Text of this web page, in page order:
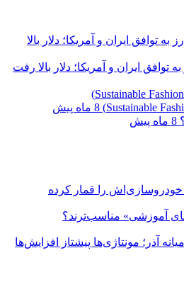
توافق ایران و آمریکا؛ دلار بالا رفت
8 ماه پیش
8 ماه پیش
خودروسازی‌اش را قمار کرده
آموزشی» مناسب‌ترند؟
آذر؛ مونتاژی‌ها پیشتاز افزایش‌ها